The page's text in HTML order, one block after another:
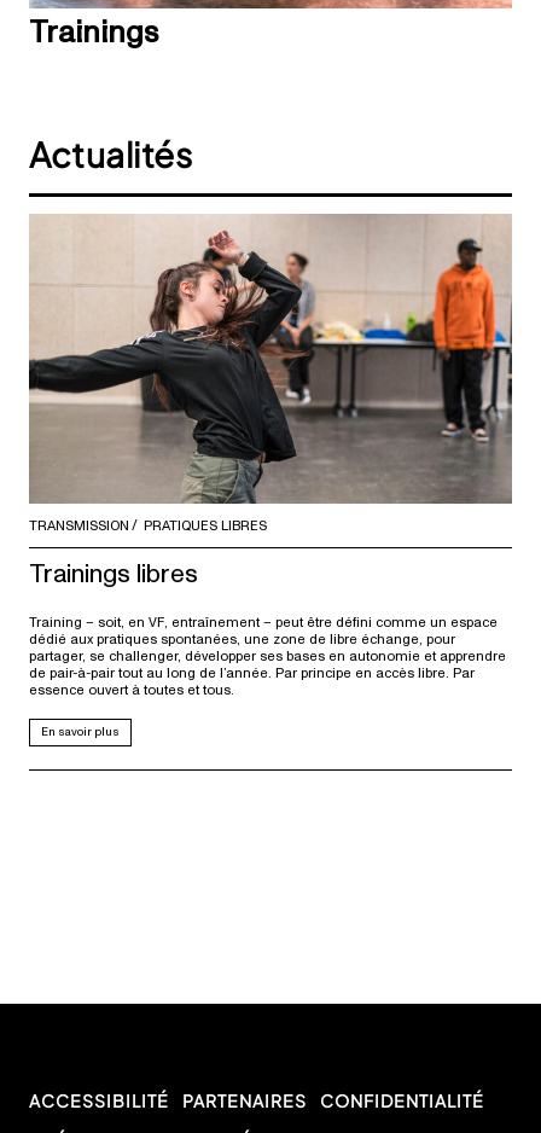
Trainings
Actualités
TRANSMISSION PRATIQUES LIBRES
Trainings libres
Training – soit, en VF, entraînement – peut être défini comme un espace
dédié aux pratiques spontanées, une zone de libre échange, pour
partager, se challenger, développer ses bases en autonomie et apprendre
de pair-à-pair tout au long de l’année. Par principe en accès libre. Par
essence ouvert à toutes et tous.
En savoir plus
ACCESSIBILITÉ PARTENAIRES
CONFIDENTIALITÉ